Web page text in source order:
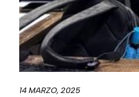
14 MARZO, 2025